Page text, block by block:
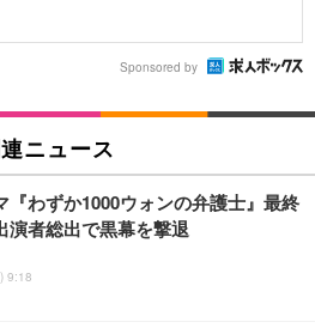
Sponsored by
ニュース
『わずか1000ウォンの弁護士』最終
者総出で黒幕を撃退
9:18